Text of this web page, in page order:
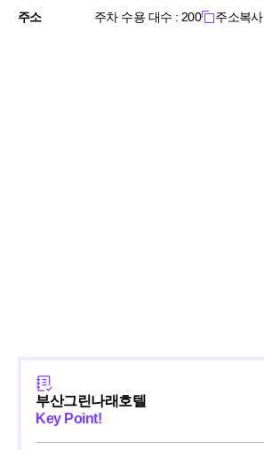
주소
주차 수용 대수 : 200 주소복사
부산그린나래호텔
Key Point!